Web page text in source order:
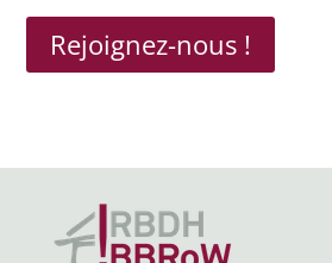
Rejoignez-nous !